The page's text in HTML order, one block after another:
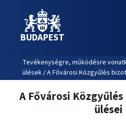
BUDAPEST
Tevékenységre, működésre
ülések / A Fővárosi Közgyűlés
A Fővárosi
ülései